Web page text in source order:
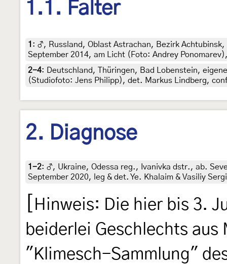
1.1. Falter
1 : ♂, Russland, Oblast Astrachan, Bezirk
September 2014, am Licht (Foto: Andrey
2-4:
Deutschland, Thüringen, Bad Lobenstein,
(Studiofoto: Jens Philipp), det. Markus Lindberg,
2. Diagnose
1-2: ♂, Ukraine, Odessa reg., Ivanivka dstr., ab.
September 2020, leg & det. Ye. Khalaim & Vasiliy
Hinweis: Die hier bis 3.
beiderlei Geschlechts
"Klimesch-Sammlung"